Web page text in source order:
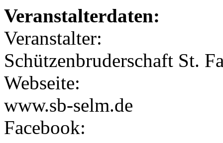
Veranstalterdaten:
Veranstalter:
Schützenbruderschaft St.
Webseite:
www.sb-selm.de
Facebook: